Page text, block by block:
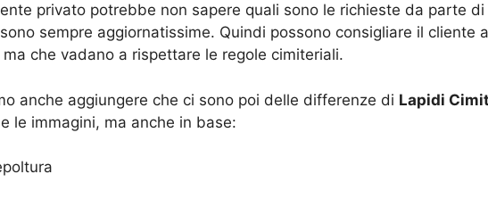
privato potrebbe non sapere quali sono le richieste da parte
sempre aggiornatissime. Quindi possono consigliare il cliente
che vadano a rispettare le regole cimiteriali.
anche aggiungere che ci sono poi delle differenze di Lapidi
le immagini, ma anche in base: